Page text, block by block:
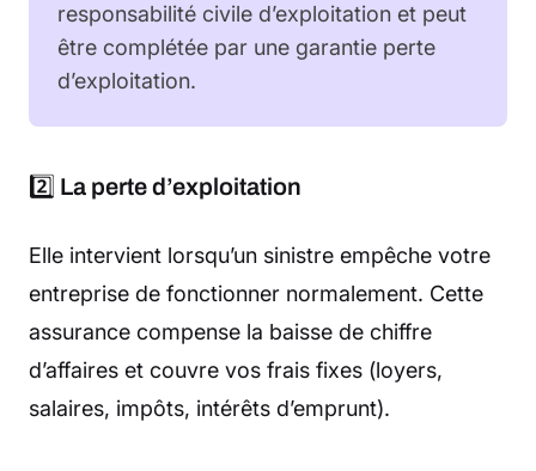
responsabilité civile d’exploitation et peut
être complétée par une garantie perte
d’exploitation.
2️⃣ La perte d’exploitation
Elle intervient lorsqu’un sinistre empêche votre
entreprise de fonctionner normalement. Cette
assurance compense la baisse de chiffre
d’affaires et couvre vos frais fixes (loyers,
salaires, impôts, intérêts d’emprunt).